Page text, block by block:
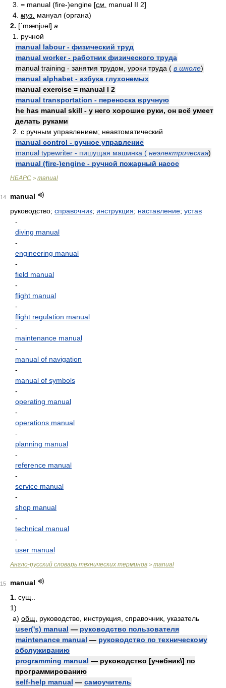
3. = manual (fire-)engine [см. manual II 2]
4. муз.
мануал (органа)
2. [ʹmænjʋəl] a
1. ручной
manual labour - физический труд
manual worker - работник физического труда
manual training - занятия трудом, уроки труда ( в школе)
manual alphabet - азбука глухонемых
manual exercise = manual I 2
manual transportation - переноска вручную
he has manual skill - у него хорошие руки, он всё умеет
делать руками
2. с ручным управлением; неавтоматический
manual control - ручное управление
manual typewriter - пишущая машинка ( неэлектрическая)
manual (fire-)engine - ручной пожарный насос
НБАРС > manual
14
manual
руководство; справочник; инструкция; наставление; устав
-
diving manual
-
engineering manual
-
field manual
-
flight manual
-
flight regulation manual
-
maintenance manual
-
manual of navigation
-
manual of symbols
-
operating manual
-
operations manual
-
planning manual
-
reference manual
-
service manual
-
shop manual
-
technical manual
-
user manual
Англо-русский словарь технических терминов > manual
15
manual
1. сущ..
1)
а) общ.
руководство, инструкция, справочник, указатель
user('s) manual — руководство пользователя
maintenance manual — руководство по техническому
обслуживанию
programming manual — руководство [учебник\] по
программированию
self-help manual — самоучитель